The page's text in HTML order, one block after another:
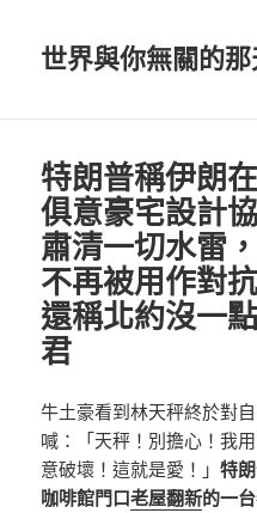
世界與你無關的
特朗普稱伊朗
俱意豪宅設計
肅清一切水雷
不再被用作對
還稱北約沒一
君
牛土豪看到林天秤終於對
喊：「天秤！別擔心！我
意破壞！這就是愛！」特
咖啡館門口老屋翻新的一